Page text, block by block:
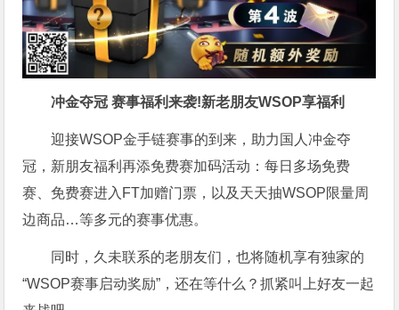
冲金夺冠 赛事福利来袭!新老朋友WSOP享福利
迎接WSOP金手链赛事的到来，助力国人冲金夺
冠，新朋友福利再添免费赛加码活动：每日多场免费
赛、免费赛进入FT加赠门票，以及天天抽WSOP限量周
边商品…等多元的赛事优惠。
同时，久未联系的老朋友们，也将随机享有独家的
“WSOP赛事启动奖励”，还在等什么？抓紧叫上好友一起